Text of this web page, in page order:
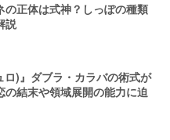
の正体は式神？しっぽの種類
説
ロ)』ダブラ・カラバの術式が
の結末や領域展開の能力に迫